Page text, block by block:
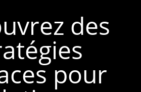
des
pour